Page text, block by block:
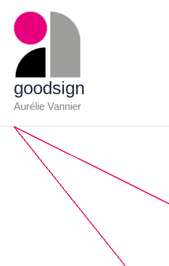
contenu
goodsign
Aurélie Vannier